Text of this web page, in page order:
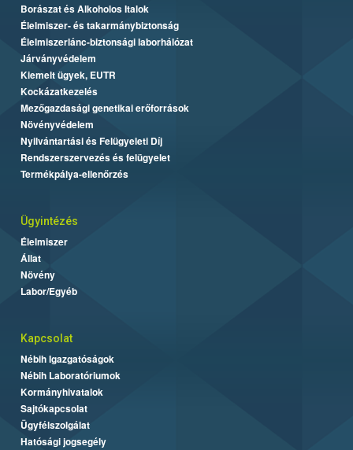
Borászat és Alkoholos Italok
Élelmiszer- és takarmánybiztonság
Élelmiszerlánc-biztonsági laborhálózat
Járványvédelem
Kiemelt ügyek, EUTR
Kockázatkezelés
Mezőgazdasági genetikai erőforrások
Növényvédelem
Nyilvántartási és Felügyeleti Díj
Rendszerszervezés és felügyelet
Termékpálya-ellenőrzés
Ügyintézés
Élelmiszer
Állat
Növény
Labor/Egyéb
Kapcsolat
Nébih Igazgatóságok
Nébih Laboratóriumok
Kormányhivatalok
Sajtókapcsolat
Ügyfélszolgálat
Hatósági jogsegély